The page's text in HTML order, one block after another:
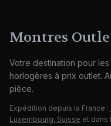
Montres
Votre destination pour
horlogères à prix outlet.
pièce.
Expédition depuis la France :
Luxembourg, Suisse et dans